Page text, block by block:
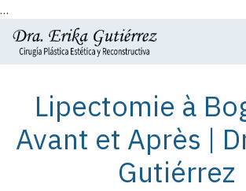
...
Se rendre au contenu
Lipectomie à
Avant et Après |
Gutiérrez